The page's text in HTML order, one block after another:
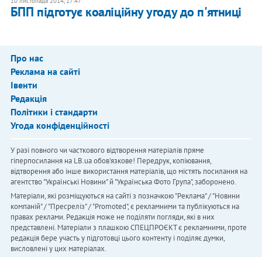
БПП підготує коаліційну угоду до п'ятниці
Про нас
Реклама на сайті
Івенти
Редакція
Політики і стандарти
Угода конфіденційності
У разі повного чи часткового відтворення матеріалів пряме
гіперпосилання на LB.ua обов'язкове! Передрук, копіювання,
відтворення або інше використання матеріалів, що містять посилання на
агентство "Українськi Новини" й "Українська Фото Група", заборонено.
Матеріали, які розміщуються на сайті з позначкою "Реклама" / "Новини
компаній" / "Пресреліз" / "Promoted", є рекламними та публікуються на
правах реклами. Редакція може не поділяти погляди, які в них
представлені. Матеріали з плашкою СПЕЦПРОЄКТ є рекламними, проте
редакція бере участь у підготовці цього контенту і поділяє думки,
висловлені у цих матеріалах.